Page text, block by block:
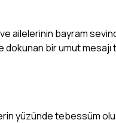
ailelerinin bayram
dokunan bir umut mesajı
yüzünde tebessüm